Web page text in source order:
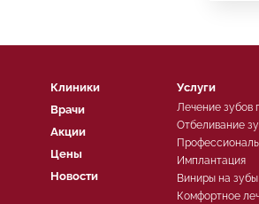
Клиники
Врачи
Акции
Цены
Новости
Услуги
Лечение зубов
Отбеливание
Имплантация
Виниры на зубы
Комфортное